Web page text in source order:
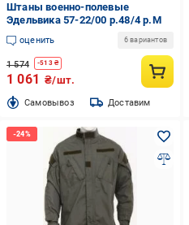
Штаны военно-полевые
Эдельвика 57-22/00 р.48/4 р.M
оценить 6 вариантов
1 574 -513₴
1 061 ₴/шт.
Cамовывоз Доставим